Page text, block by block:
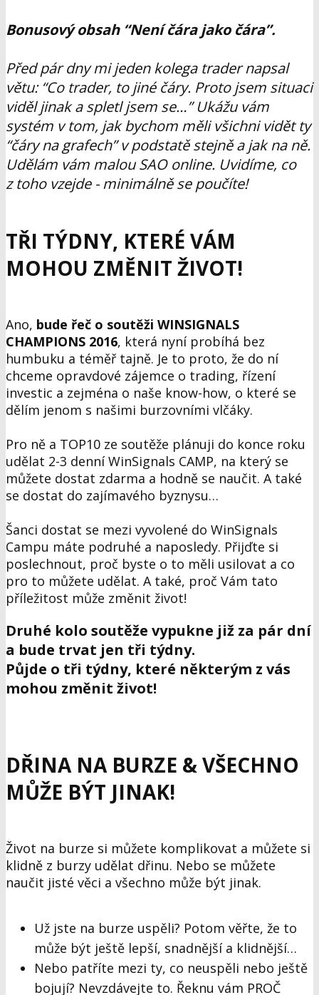
Bonusový obsah “Není čára jako čára”.
Před pár dny mi jeden kolega trader napsal
větu: “Co trader, to jiné čáry. Proto jsem situaci
viděl jinak a spletl jsem se…” Ukážu vám
systém v tom, jak bychom měli všichni vidět ty
“čáry na grafech” v podstatě stejně a jak na ně.
Udělám vám malou SAO online. Uvidíme, co
z toho vzejde - minimálně se poučíte!
TŘI TÝDNY, KTERÉ VÁM
MOHOU ZMĚNIT ŽIVOT!
Ano, bude řeč o soutěži WINSIGNALS
CHAMPIONS 2016, která nyní probíhá bez
humbuku a téměř tajně. Je to proto, že do ní
chceme opravdové zájemce o trading, řízení
investic a zejména o naše know-how, o které se
dělím jenom s našimi burzovními vlčáky.
Pro ně a TOP10 ze soutěže plánuji do konce roku
udělat 2-3 denníWinSignals CAMP, na který se
můžete dostat zdarma a hodně se naučit. A také
se dostat do zajímavého byznysu…
Šanci dostat se mezi vyvolené do WinSignals
Campu máte podruhé a naposledy. Přijďte si
poslechnout, proč byste o to měli usilovat a co
pro to můžete udělat. A také, proč Vám tato
příležitost může změnit život!
Druhé kolo soutěže vypukne již za pár dní
a bude trvat jen tři týdny.
Půjde o tři týdny, které některým z vás
mohou změnit život!
DŘINA NA BURZE & VŠECHNO
MŮŽE BÝT JINAK!
Život na burze si můžete komplikovat a můžete si
klidně z burzy udělat dřinu. Nebo se můžete
naučit jisté věci a všechno může být jinak.
Už jste na burze uspěli? Potom věřte, že to
může být ještě lepší, snadnější a klidnější…
Nebo patříte mezi ty, co neuspěli nebo ještě
bojují? Nevzdávejte to. Řeknu vám PROČ